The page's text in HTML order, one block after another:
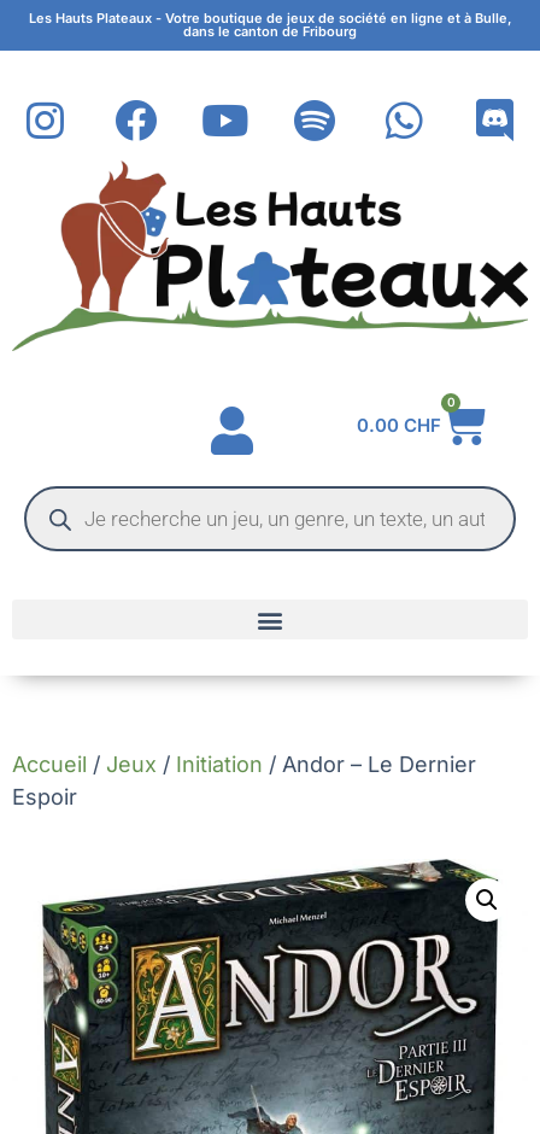
Les Hauts Plateaux - Votre boutique de jeux de société en ligne et à Bulle,
dans le canton de Fribourg
0.00 CHF
0
Accueil / Jeux / Initiation / Andor – Le Dernier
Espoir